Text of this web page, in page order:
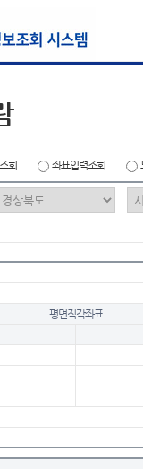
회 좌표입력조회
평면직각좌표